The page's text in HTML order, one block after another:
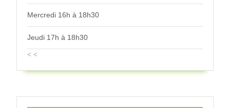
Mercredi 16h à 18h30
Jeudi 17h à 18h30
< <